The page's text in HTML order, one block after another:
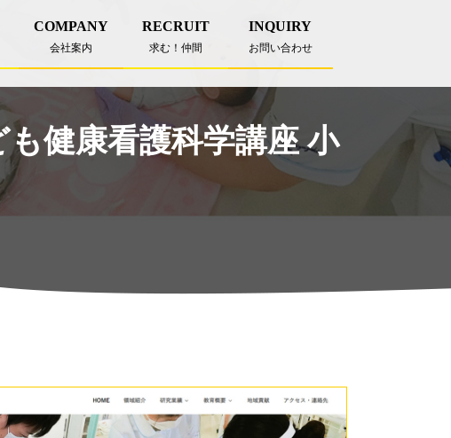
COMPANY
会社案内
RECRUIT
求む！仲間
INQUIRY
お問い合わせ
健康看護科学講座 小